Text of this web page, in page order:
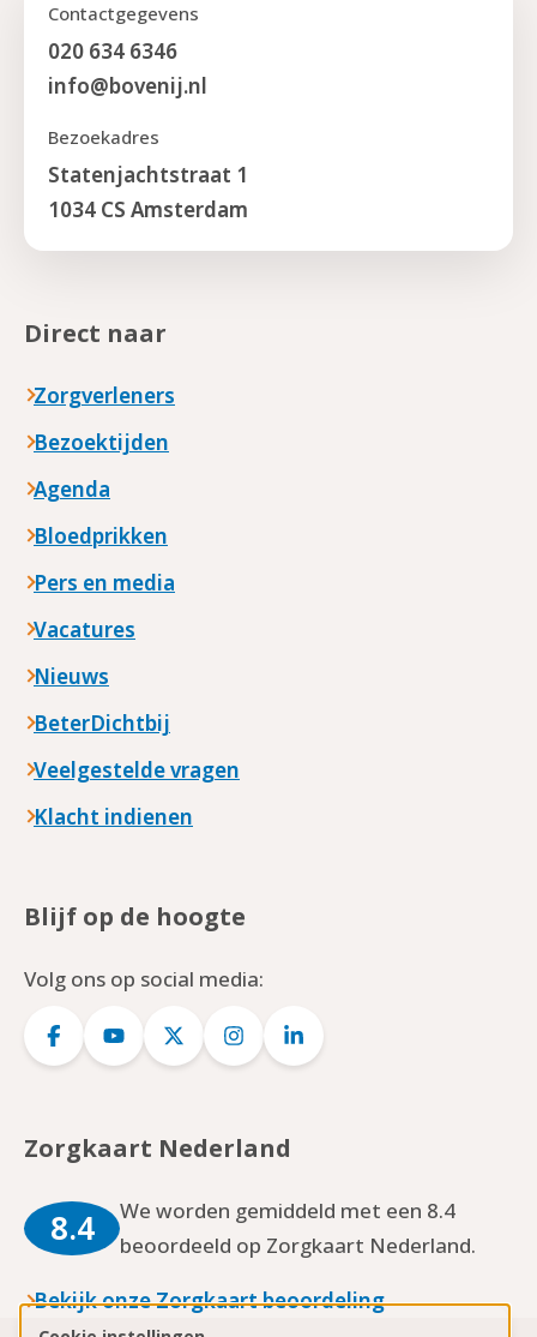
Contactgegevens
020 634 6346
info@bovenij.nl
Bezoekadres
Statenjachtstraat 1
1034 CS Amsterdam
Direct naar
Zorgverleners
Bezoektijden
Agenda
Bloedprikken
Pers en media
Vacatures
Nieuws
BeterDichtbij
Veelgestelde vragen
Klacht indienen
Blijf op de hoogte
Volg ons op social media:
Logo
Logo
Logo
Logo
Logo
Zorgkaart Nederland
8.4
We worden gemiddeld met een 8.4
beoordeeld op Zorgkaart Nederland.
Bekijk onze Zorgkaart beoordeling